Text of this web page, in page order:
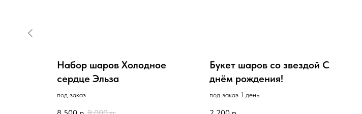
Набор шаров Холодное
сердце Эльза
под заказ
Букет шаров со звездой С
днём рождения!
под заказ 1 день